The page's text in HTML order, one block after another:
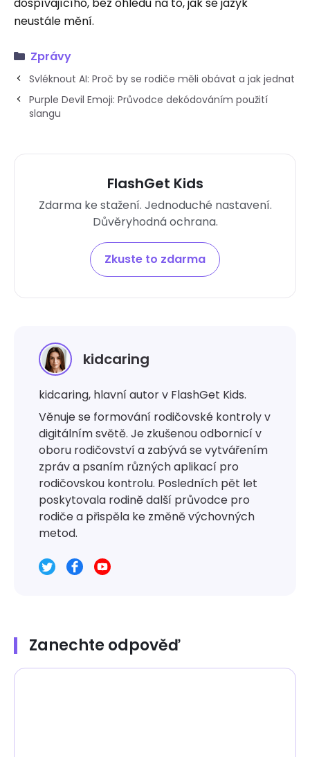
neustále mění.
Zprávy
Svléknout AI: Proč by se rodiče měli obávat a jak jednat
Purple Devil Emoji: Průvodce dekódováním použití
slangu
FlashGet Kids
Zdarma ke stažení. Jednoduché nastavení.
Důvěryhodná ochrana.
Zkuste to zdarma
kidcaring
kidcaring, hlavní autor v FlashGet Kids.
Věnuje se formování rodičovské kontroly v
digitálním světě. Je zkušenou odbornicí v
oboru rodičovství a zabývá se vytvářením
zpráv a psaním různých aplikací pro
rodičovskou kontrolu. Posledních pět let
poskytovala rodině další průvodce pro
rodiče a přispěla ke změně výchovných
metod.
Zanechte odpověď